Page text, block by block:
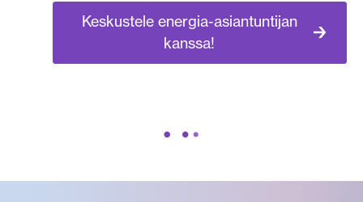
Keskustele energia-asiantuntijan
kanssa!